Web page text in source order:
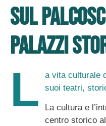
Sul
palazzi
L
a vita culturale
suoi teatri,
La cultura e
centro storico